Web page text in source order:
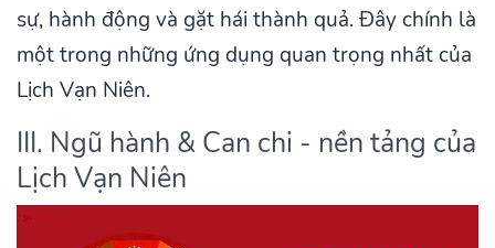
sự, hành động và gặt hái thành quả. Đây chính là
một trong những ứng dụng quan trọng nhất của
Lịch Vạn Niên.
III. Ngũ hành & Can chi - nền tảng của
Lịch Vạn Niên